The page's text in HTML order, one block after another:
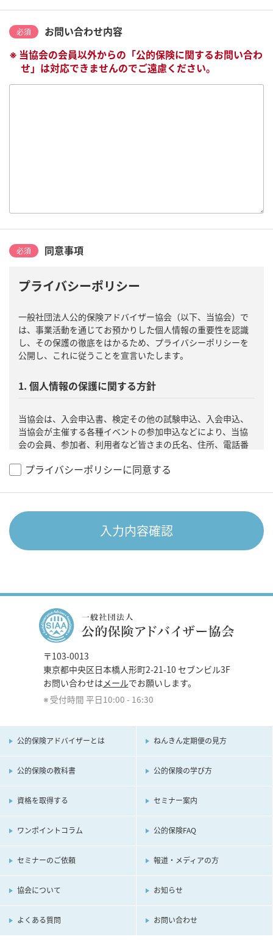
必須
お問い合わせ内容
当協会の会員以外からの「公的保険に関するお問い合わ
せ」は対応できませんのでご遠慮ください。
必須 同意事項
プライバシーポリシー
一般社団法人公的保険アドバイザー協会（以下、当協会）で
は、事業活動を通じてお預かりした個人情報の重要性を認識
し、その保護の徹底をはかるため、プライバシーポリシーを
公開し、これに従うことを宣言いたします。
1. 個人情報の保護に関する方針
当協会は、入会申込書、検定その他の試験申込、入会申込、
当協会が主催する各種イベントの参加申込などにより、当協
会の会員、参加者、利用者など皆さまの氏名、住所、電話番
保護法関係法令を遵守するとともに、当協会内の体制や内部
ります。
2. 個人情報の取得および利用目的
用など」といいます）させていただきます。なお、個人情報
を取得する際に、下記以外の利用目的を明示した場合は、そ
の範囲で利用などさせていただきます。
検定、資格試験などの実施のため
Web認定証、専用サイト、会費決済、諸手続きなどの会員
管理のため
機関誌、案内状など印刷物または電子メールの発送のため
3. 個人情報の第三者への提供
当協会は、ご提供いただいた個人情報の適切な管理に努め、
上記利用目的の達成に必要な範囲内において業務委託先へ提
供する場合、および次のいずれかに該当する場合を除き、個
務委託先に対し必要かつ適切な監督を行ってまいります。
本人の同意がある場合
統計的なデータなど本人を識別することができない状態で
開示・提供する場合
であって、本人の同意を得ることが困難である場合
国または地方公共団体などが公的な事務を実施するうえ
プライバシーポリシーに同意する
入力内容確認
〒103-0013
東京都中央区日本橋人形町2-21-10 セブンビル3F
お問い合わせはメールでお願いします。
受付時間 平日10:00 - 16:30
公的保険アドバイザーとは ねんきん定期便の見方
公的保険の教科書 公的保険の学び方
資格を取得する セミナー案内
ワンポイントコラム 公的保険FAQ
セミナーのご依頼 報道・メディアの方
協会について お知らせ
よくある質問 お問い合わせ